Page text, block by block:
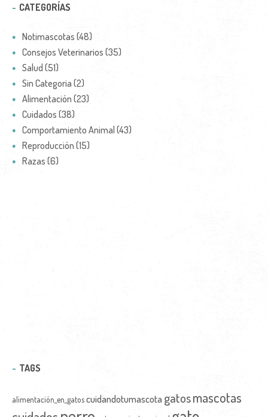
CATEGORÍAS
Notimascotas (48)
Consejos Veterinarios (35)
Salud (51)
Sin Categoria (2)
Alimentación (23)
Cuidados (38)
Comportamiento Animal (43)
Reproducción (15)
Razas (6)
TAGS
alimentación_en_gatoscuidandotumascota gatosmascotas